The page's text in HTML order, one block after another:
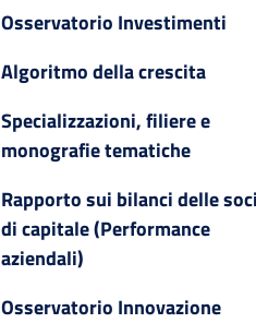
Osservatorio Investimenti
Algoritmo della crescita
Specializzazioni, filiere e
monografie tematiche
Rapporto sui bilanci delle
di capitale (Performance
aziendali)
Osservatorio Innovazione